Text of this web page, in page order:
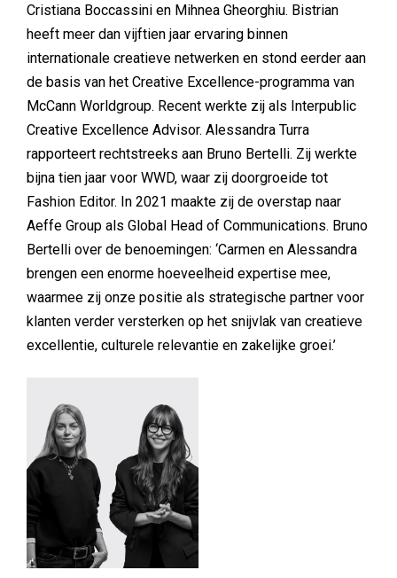
Cristiana Boccassini en Mihnea Gheorghiu. Bistrian
heeft meer dan vijftien jaar ervaring binnen
internationale creatieve netwerken en stond eerder aan
de basis van het Creative Excellence-programma van
McCann Worldgroup. Recent werkte zij als Interpublic
Creative Excellence Advisor. Alessandra Turra
rapporteert rechtstreeks aan Bruno Bertelli. Zij werkte
bijna tien jaar voor WWD, waar zij doorgroeide tot
Fashion Editor. In 2021 maakte zij de overstap naar
Aeffe Group als Global Head of Communications. Bruno
Bertelli over de benoemingen: ‘Carmen en Alessandra
brengen een enorme hoeveelheid expertise mee,
waarmee zij onze positie als strategische partner voor
klanten verder versterken op het snijvlak van creatieve
excellentie, culturele relevantie en zakelijke groei.’